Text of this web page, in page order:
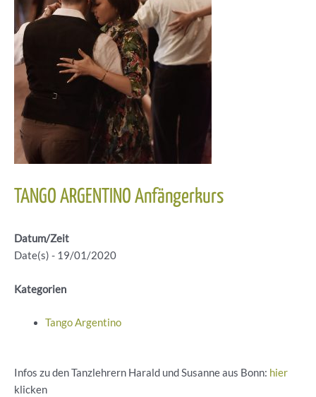
TANGO ARGENTINO Anfängerkurs
Datum/Zeit
Date(s) - 19/01/2020
Kategorien
Tango Argentino
Infos zu den Tanzlehrern Harald und Susanne aus Bonn: hier
klicken